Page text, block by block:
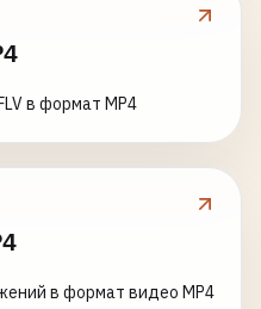
в формат MP4
в формат видео MP4